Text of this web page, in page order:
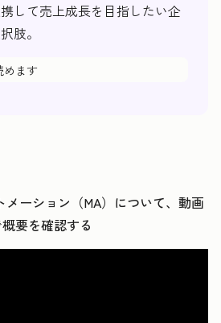
して売上成長を目指したい企
肢。
めます
ーション（MA）について、 動画
要を確認する